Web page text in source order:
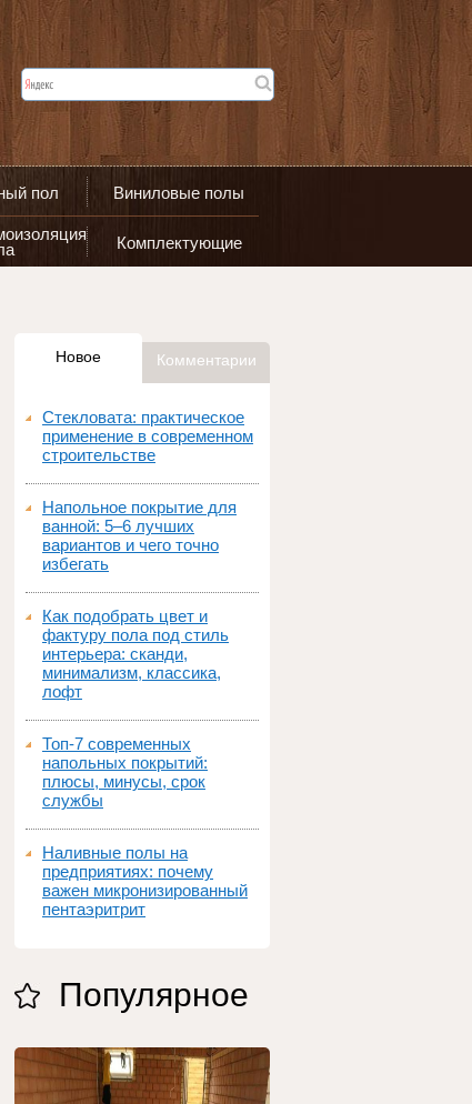
пол Виниловые полы
Комплектующие
Новое Комментарии
Стекловата: практическое
применение в современном
строительстве
Напольное покрытие для
ванной: 5–6 лучших
вариантов и чего точно
избегать
Как подобрать цвет и
фактуру пола под стиль
интерьера: сканди,
минимализм, классика,
лофт
Топ‑7 современных
напольных покрытий:
плюсы, минусы, срок
службы
Наливные полы на
предприятиях: почему
важен микронизированный
пентаэритрит
Популярное